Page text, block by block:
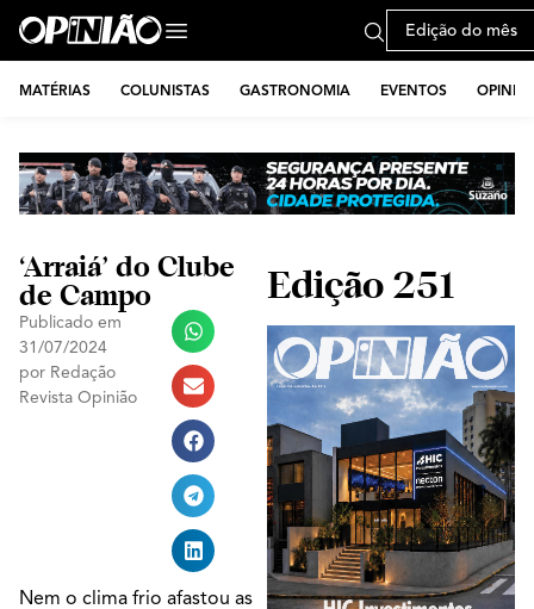
Edição do mês
MATÉRIAS COLUNISTAS GASTRONOMIA EVENTOS
‘Arraiá’ do Clube
de Campo
Publicado em
31/07/2024
por Redação
Revista Opinião
Nem o clima frio afastou as
Edição 251